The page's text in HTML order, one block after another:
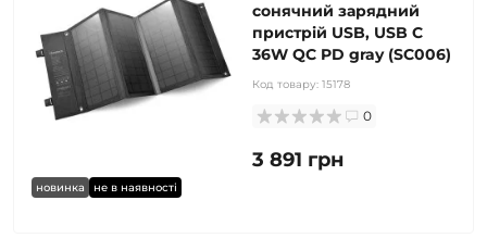
новинка не в наявності
сонячний зарядний
пристрій USB, USB C
36W QC PD gray (SC006)
Код товару: 15178
0
3 891 грн